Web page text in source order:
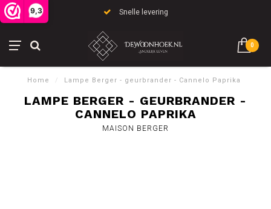
9,3 Snelle levering
0
Home / Lampe Berger - geurbrander - Cannelo Paprika
LAMPE BERGER - GEURBRANDER -
CANNELO PAPRIKA
MAISON BERGER